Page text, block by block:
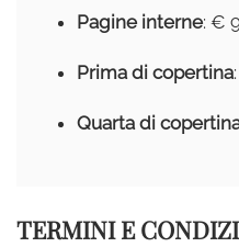
Pagine interne: €
Prima di copertina
Quarta di
TERMINI E